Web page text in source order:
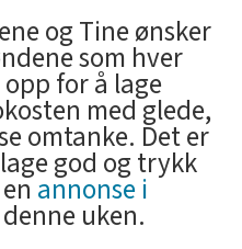
og Tine ønsker
som hver
for å lage
med glede,
omtanke. Det er
god og trykk
annonse i
denne uken.